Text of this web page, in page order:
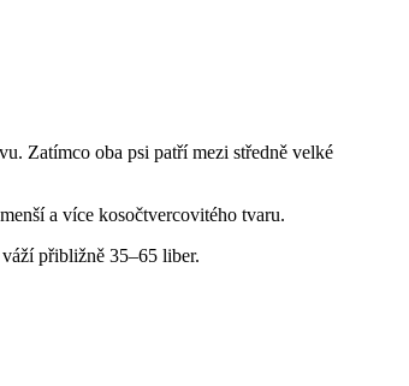
Zatímco oba psi patří mezi středně velké
a více kosočtvercovitého tvaru.
přibližně 35–65 liber.